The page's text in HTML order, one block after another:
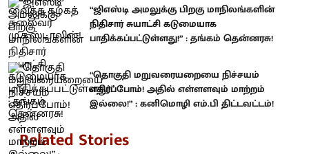
“ஜிஎஸ்டி அமலுக்கு பிறகு மாநிலங்களின்
நிதிசார் சுயாட்சி கடுமையாக
பாதிக்கப்பட்டுள்ளது!” : தங்கம் தென்னரசு!
“தொகுதி மறுவரையறையை நிச்சயம்
எதிர்ப்போம்! அதில் எள்ளளவும் மாற்றம்
இல்லை!” : கனிமொழி எம்.பி திட்டவட்டம்!
Related Stories